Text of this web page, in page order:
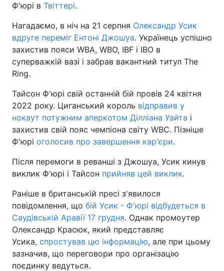
Ф'юрі в Твіттері.
Нагадаємо, в ніч на 21 серпня Олександр Усик
вдруге переміг Ентоні Джошуа. Українець успішно
захистив пояси WBA, WBO, IBF і IBO в
суперважкій вазі і забрав вакантний титул The
Ring.
Тайсон Ф'юрі свій останній бій провів 24 квітня
2022 року. Циганський король відправив у
нокаут потужним аперкотом Ділліана Уайта і
захистив свій пояс чемпіона світу WBC. Пізніше
Ф'юрі оголосив про завершення кар'єри.
Після перемоги в реванші з Джошуа, Усик кинув
виклик Ф'юрі і Тайсон прийняв цей виклик.
Раніше в британській пресі з'явилося
повідомлення, що бій Усик - Ф'юрі відбудеться в
Саудівській Аравії 17 грудня. Однак промоутер
Олександр Красюк, який представляє
Усика, спростував цю інформацію, але при цьому
зазначив, що переговори про організацію
поєдинку ведуться.